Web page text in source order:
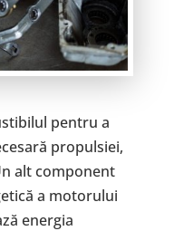
pentru a
propulsiei,
alt component
a motorului
energia